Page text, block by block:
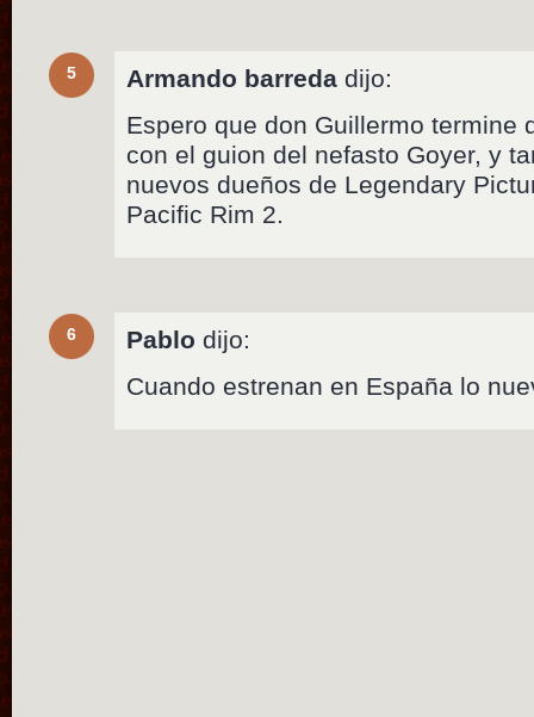
5 Armando barreda dijo:
Espero que don Guillermo termine
con el guion del nefasto Goyer, y
nuevos dueños de Legendary
Pacific Rim 2.
6 Pablo dijo:
Cuando estrenan en España lo